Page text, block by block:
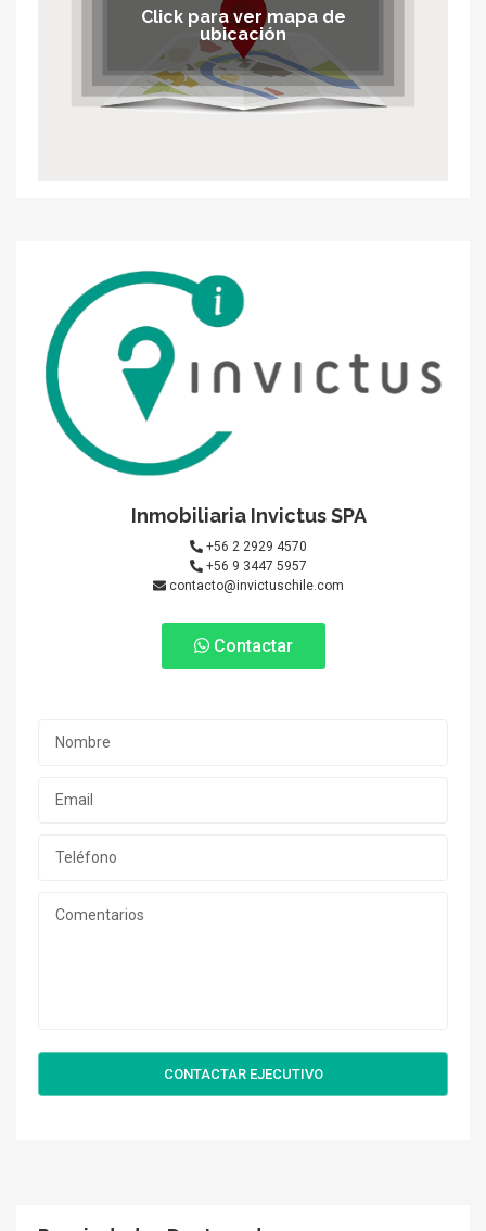
Click para ver mapa de
ubicación
Inmobiliaria Invictus SPA
+56 2 2929 4570
+56 9 3447 5957
contacto@invictuschile.com
Contactar
CONTACTAR EJECUTIVO